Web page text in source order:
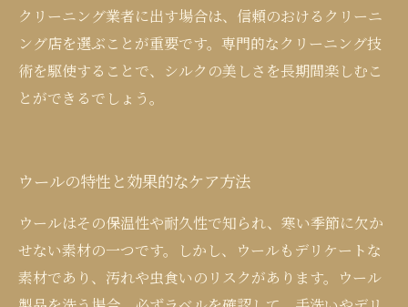
クリーニング業者に出す場合は、信頼のおけるクリーニ
ング店を選ぶことが重要です。専門的なクリーニング技
術を駆使することで、シルクの美しさを長期間楽しむこ
とができるでしょう。
ウールの特性と効果的なケア方法
ウールはその保温性や耐久性で知られ、寒い季節に欠か
せない素材の一つです。しかし、ウールもデリケートな
素材であり、汚れや虫食いのリスクがあります。ウール